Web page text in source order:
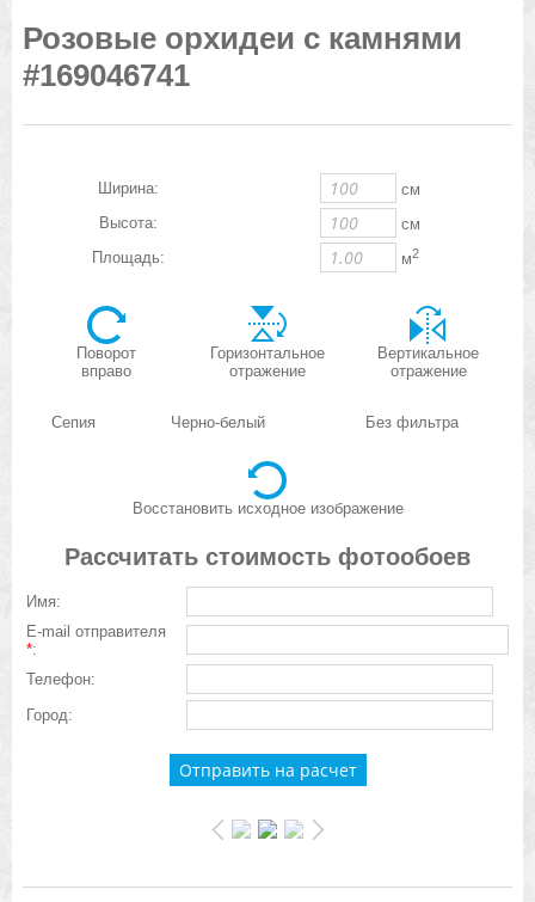
Розовые орхидеи с камнями
#169046741
Ширина:
см
Высота:
см
Площадь:
м2
Поворот
вправо
Горизонтальное
отражение
Вертикальное
отражение
Сепия Черно-белый Без фильтра
Восстановить исходное изображение
Рассчитать стоимость фотообоев
Имя:
E-mail отправителя
*:
Телефон:
Город: